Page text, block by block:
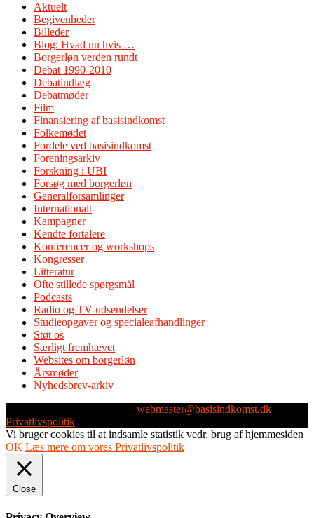
Aktuelt
Begivenheder
Billeder
Blog: Hvad nu hvis …
Borgerløn verden rundt
Debat 1990-2010
Debatindlæg
Debatmøder
Film
Finansiering af basisindkomst
Folkemødet
Fordele ved basisindkomst
Foreningsarkiv
Forskning i UBI
Forsøg med borgerløn
Generalforsamlinger
Internationalt
Kampagner
Kendte fortalere
Konferencer og workshops
Kongresser
Litteratur
Ofte stillede spørgsmål
Podcasts
Radio og TV-udsendelser
Studieopgaver og specialeafhandlinger
Støt os
Særligt fremhævet
Websites om borgerløn
Årsmøder
Nyhedsbrev-arkiv
webmaster@basisindkomst.dk
Privatlivspolitik
Vi bruger cookies til at indsamle statistik vedr. brug af hjemmesiden
OK Læs mere om vores Privatlivspolitik
Close